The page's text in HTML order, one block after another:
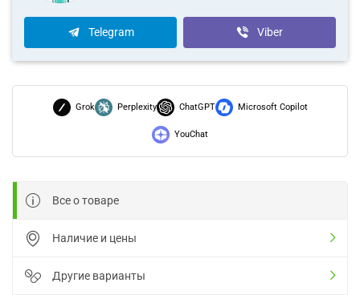
Telegram Viber
Grok Perplexity ChatGPT Microsoft Copilot
YouChat
Все о товаре
Наличие и цены
Другие варианты